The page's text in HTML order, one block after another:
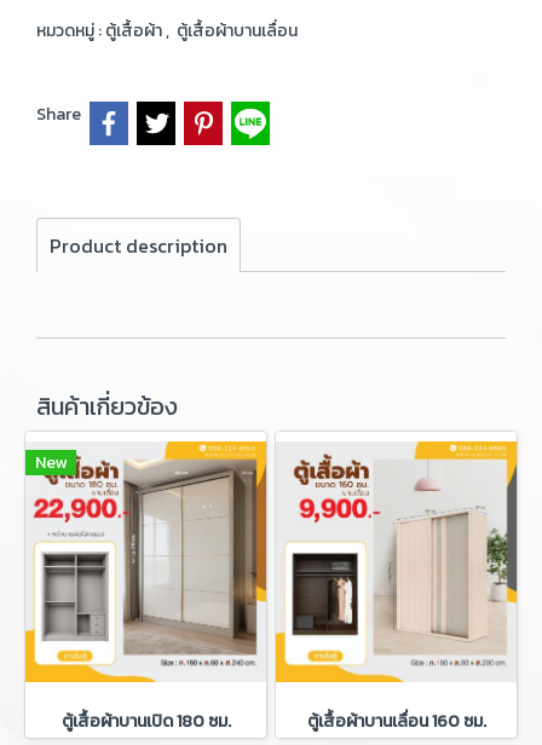
หมวดหมู่ :ตู้เสื้อผ้า, ตู้เสื้อผ้าบานเลื่อน
Share
Product description
สินค้าเกี่ยวข้อง
New
ตู้เสื้อผ้าบานเปิด 180 ซม. ตู้เสื้อผ้าบานเลื่อน 160 ซม.